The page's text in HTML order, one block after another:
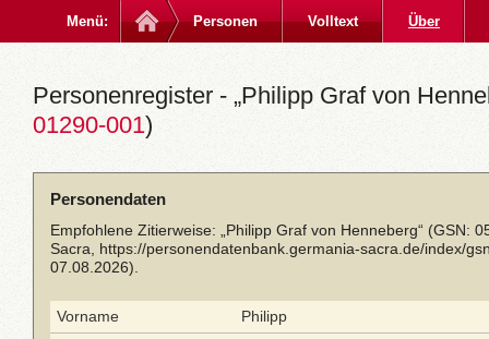
Menü: Personen Volltext Über
Personenregister - „Philipp Graf von
01290-001)
Personendaten
Empfohlene Zitierweise: „Philipp Graf von Henneberg“ (GSN:
Sacra, https://personendatenbank.germania-sacra.de/index/
07.08.2026).
Vorname
Philipp